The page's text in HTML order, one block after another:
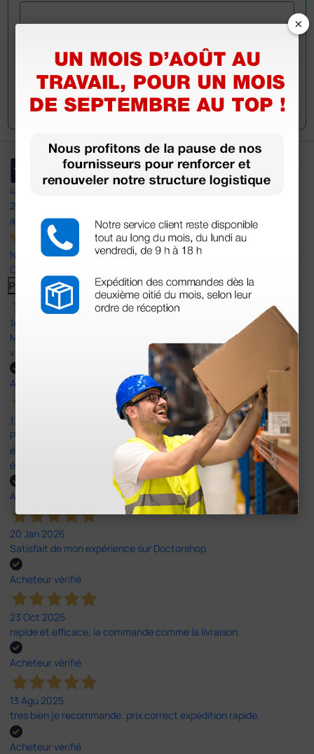
Envoyez votre question
4,5
23
avis
Nos avis 4 et 5 étoiles.
Cliquez ici pour tous les lire >
Previous Suivant
14 Avr 2026
Mon article reçu est conforme à la description texte, image et
vidéo proposée par le site.
Acheteur vérifié
13 Avr 2026
Pas du le sparadrap escompté. Est sensé tenir des pansements
épais ! Ce n'est pas le cas. En ce qui concerne la livraison, elle a
été rapide dans un emballage parfait.
Acheteur vérifié
20 Jan 2026
Satisfait de mon expérience sur Doctorshop
Acheteur vérifié
23 Oct 2025
rapide et efficace, la commande comme la livraison.
Acheteur vérifié
13 Agu 2025
tres bien je recommande. prix correct expédition rapide.
Acheteur vérifié
×